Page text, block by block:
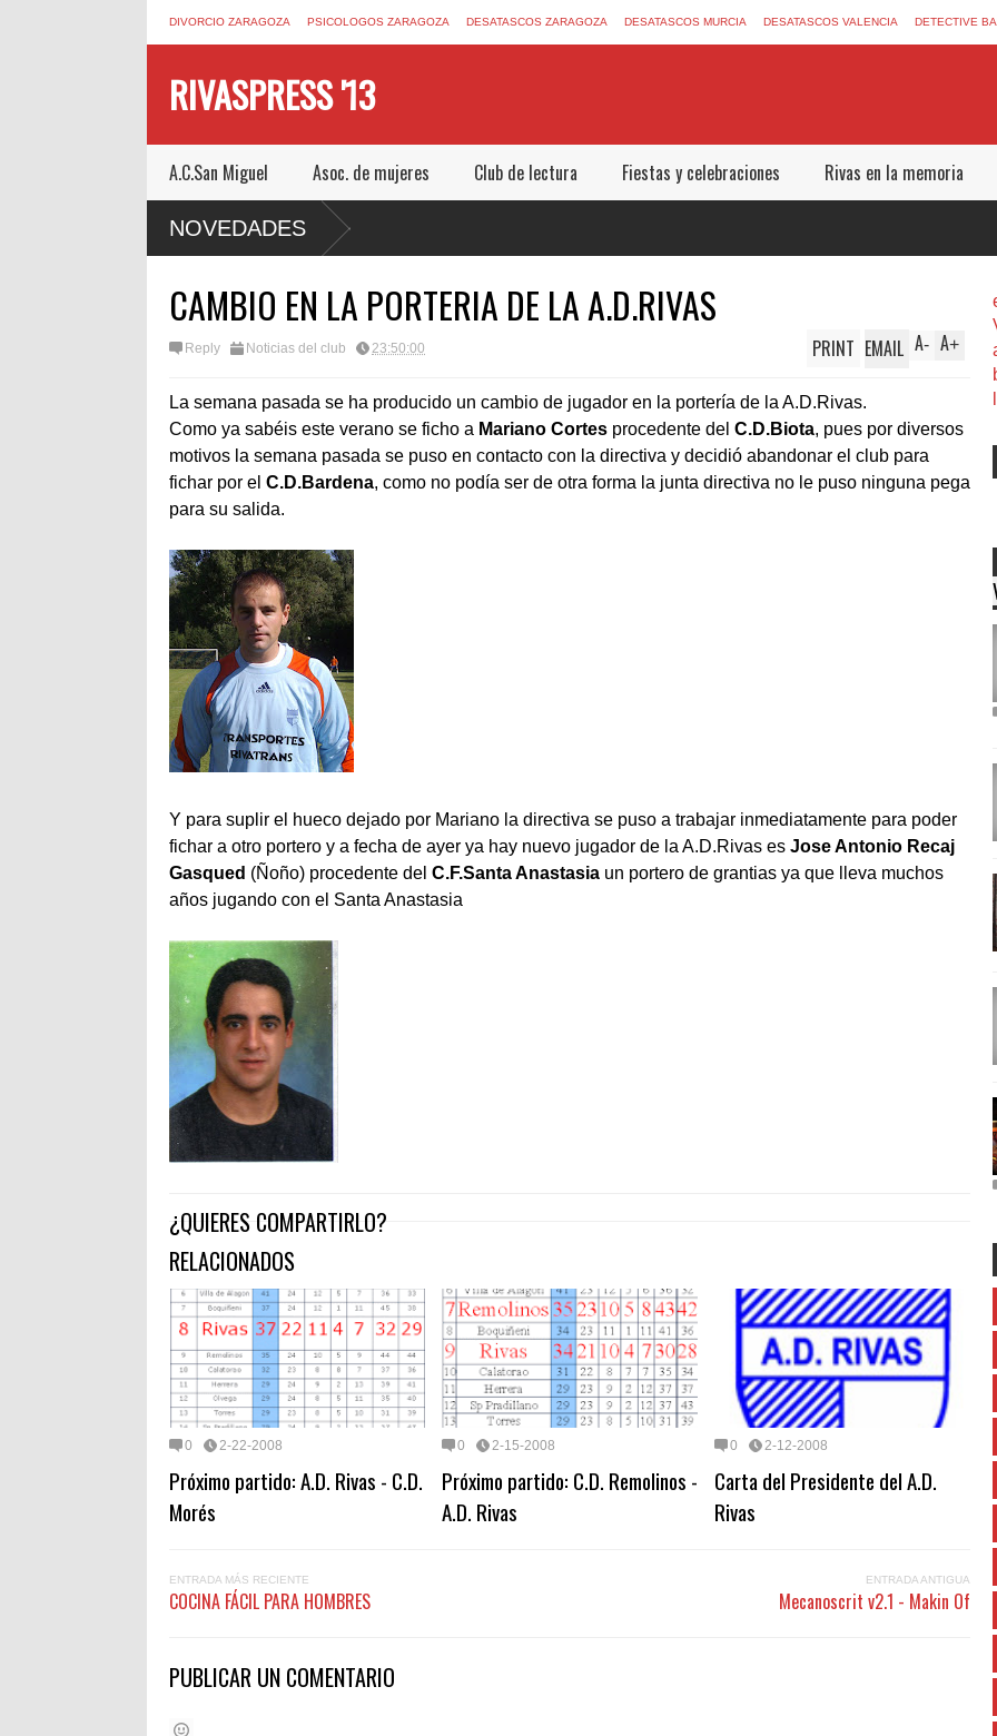
DIVORCIO ZARAGOZA PSICOLOGOS ZARAGOZA DESATASCOS ZARAGOZA DESATASCOS MURCIA DESATASCOS VALENCIA DETECTIVE
RIVASPRESS '13
A.C.San Miguel Asoc. de mujeres Club de lectura Fiestas y celebraciones Rivas en la memoria
NOVEDADES
ESCAPE ROOM DE MUCHO MIEDO EN
CAMBIO EN LA PORTERIA DE LA A.D.RIVAS
Reply Noticias del club 23:50:00 A+
A-
PRINT EMAIL
La semana pasada se ha producido un cambio de jugador en la portería de la A.D.Rivas.
Como ya sabéis este verano se ficho a Mariano Cortes procedente del C.D.Biota, pues por diversos
motivos la semana pasada se puso en contacto con la directiva y decidió abandonar el club para
fichar por el C.D.Bardena, como no podía ser de otra forma la junta directiva no le puso ninguna pega
para su salida.
Y para suplir el hueco dejado por Mariano la directiva se puso a trabajar inmediatamente para poder
fichar a otro portero y a fecha de ayer ya hay nuevo jugador de la A.D.Rivas es Jose Antonio Recaj
Gasqued (Ñoño) procedente del C.F.Santa Anastasia un portero de grantias ya que lleva muchos
años jugando con el Santa Anastasia
¿QUIERES COMPARTIRLO?
RELACIONADOS
0 2-22-2008
Próximo partido: A.D. Rivas - C.D.
Morés
0 2-15-2008
Próximo partido: C.D. Remolinos -
A.D. Rivas
0 2-12-2008
Carta del Presidente del A.D.
Rivas
ENTRADA MÁS RECIENTE
COCINA FÁCIL PARA HOMBRES
ENTRADA ANTIGUA
Mecanoscrit v2.1 - Makin Of
PUBLICAR UN COMENTARIO